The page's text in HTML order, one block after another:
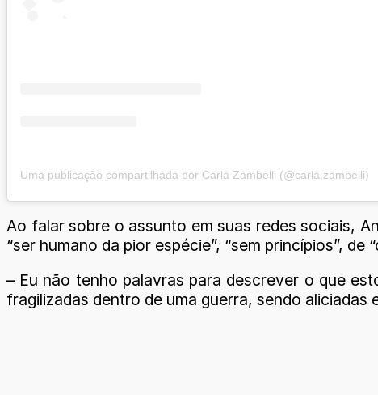
Uma publicação compartilhada por Carla Zambelli (@carla.zambelli)
Ao falar sobre o assunto em suas redes sociais,
“ser humano da pior espécie”, “sem princípios”, de
– Eu não tenho palavras para descrever o que
fragilizadas dentro de uma guerra, sendo